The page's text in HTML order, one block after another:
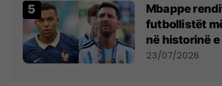
Mbappe
futbollistët
në historinë e
Botës, Messi
23/07/2026